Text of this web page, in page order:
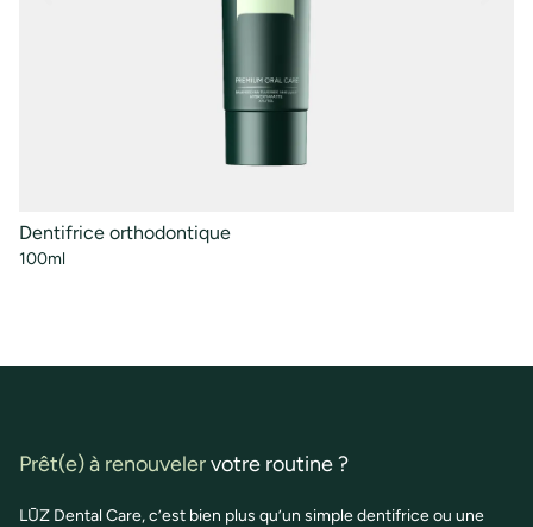
Dentifrice orthodontique
100ml
Prêt(e) à renouvelervotre routine ?
LŪZ Dental Care, c’est bien plus qu’un simple dentifrice ou une